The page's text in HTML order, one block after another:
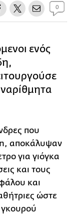
0
ενός
που
αποκάλυψαν
για γιόγκα
και τους
και
ώστε
γκουρού